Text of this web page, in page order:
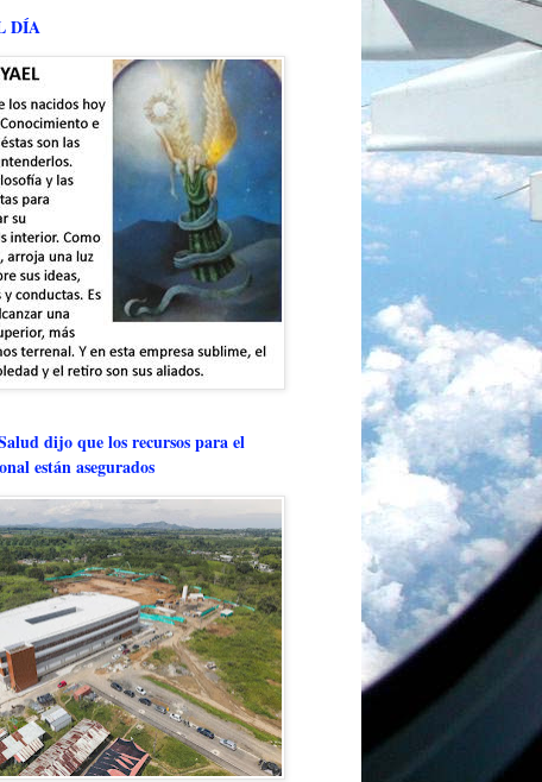
DÍA
dijo que los recursos para el
están asegurados